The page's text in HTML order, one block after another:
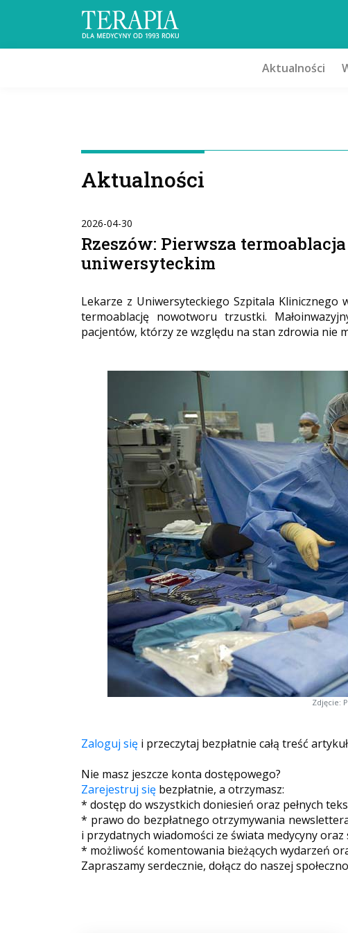
Aktualności
Aktualności
2026-04-30
Rzeszów: Pierwsza
uniwersyteckim
Lekarze z Uniwersyteckiego Szpitala Klinicznego
termoablację nowotworu trzustki.
pacjentów, którzy ze względu na stan zdrowia nie
Zdjęcie:
Zaloguj się i przeczytaj bezpłatnie całą treść
Nie masz jeszcze konta dostępowego?
Zarejestruj się bezpłatnie, a otrzymasz:
* dostęp do wszystkich doniesień oraz pełnych
* prawo do bezpłatnego otrzymywania
i przydatnych wiadomości ze świata medycyny
* możliwość komentowania bieżących wydarzeń
Zapraszamy serdecznie, dołącz do naszej